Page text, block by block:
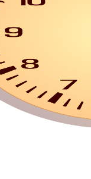
e Rustici
unici